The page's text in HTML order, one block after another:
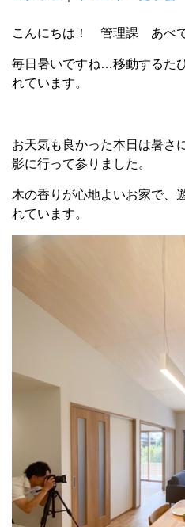
こんにちは！ 管理課 あべで
毎日暑いですね…移動するた
れています。
お天気も良かった本日は暑さ
影に行って参りました。
木の香りが心地よいお家で、
れています。